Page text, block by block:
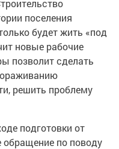
поселения
будет жить «под
новые рабочие
позволит сделать
решить проблему
подготовки от
обращение по поводу